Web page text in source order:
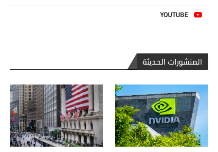
YOUTUBE
المنشورات الحديثة